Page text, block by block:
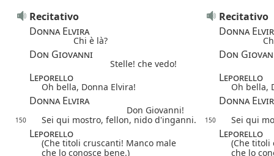
Recitativo
Recitativo
Donna Elvira
Donna
Chi è là?
Don Giovanni Don
Stelle! che vedo!
Leporello Leporello
Oh bella, Donna Elvira! Oh bella,
Donna Elvira Donna
Don Giovanni!
150 Sei qui mostro, fellon, nido d'inganni. 150 Sei qui
Leporello Leporello
(Che titoli cruscanti! Manco male
(Che titoli
che lo conosce bene.)
che lo